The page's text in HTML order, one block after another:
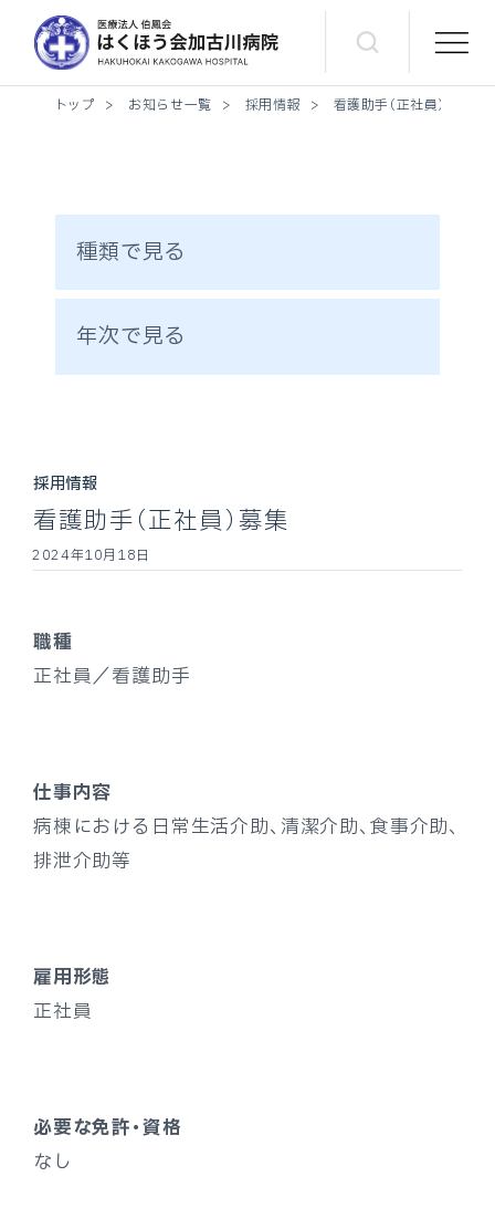
トップ > お知らせ一覧 > 採用情報 > 看護助手（正社員）募集
種類で見る
年次で見る
採用情報
看護助手（正社員）募集
2024年10月18日
職種
正社員／看護助手
仕事内容
病棟における日常生活介助、清潔介助、食事介助、
排泄介助等
雇用形態
正社員
必要な免許・資格
なし